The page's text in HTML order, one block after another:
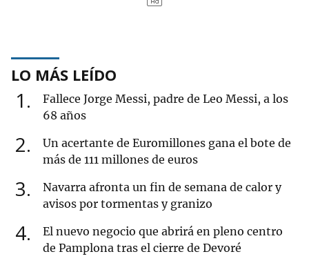
LO MÁS LEÍDO
1
Fallece Jorge Messi, padre de Leo Messi, a los
68 años
2
Un acertante de Euromillones gana el bote de
más de 111 millones de euros
3
Navarra afronta un fin de semana de calor y
avisos por tormentas y granizo
4
El nuevo negocio que abrirá en pleno centro
de Pamplona tras el cierre de Devoré